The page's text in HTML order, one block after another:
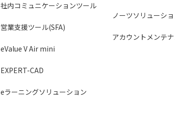
社内コミュニケーションツール
営業支援ツール(SFA)
eValue V Air mini
EXPERT-CAD
eラーニングソリューション
ノーツソリューシ
アカウントメンテ